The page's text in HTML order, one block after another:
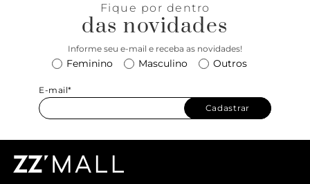
Fique por dentro
das novidades
Informe seu e-mail e receba as novidades!
Feminino Masculino Outros
E-mail*
Cadastrar